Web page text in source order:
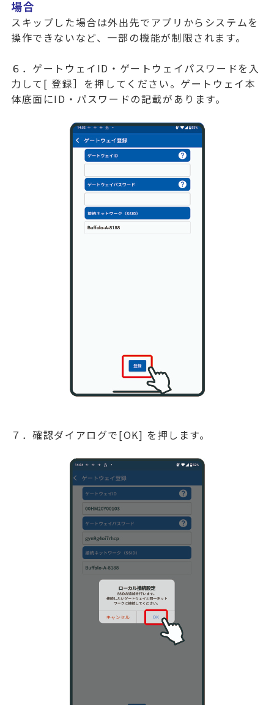
場合
スキップした場合は外出先でアプリからシステムを
操作できないなど、一部の機能が制限されます。
６．ゲートウェイID・ゲートウェイパスワードを入
力して[ 登録］を押してください。ゲートウェイ本
体底面にID・パスワードの記載があります。
７．確認ダイアログで[OK] を押します。